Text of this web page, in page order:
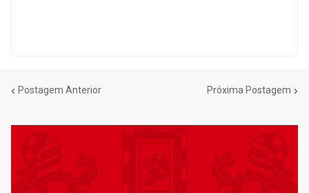
Postagem Anterior Próxima Postagem